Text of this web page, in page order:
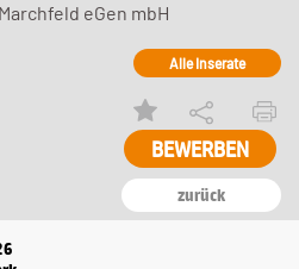
zurück
eGen mbH
Alle Inserate